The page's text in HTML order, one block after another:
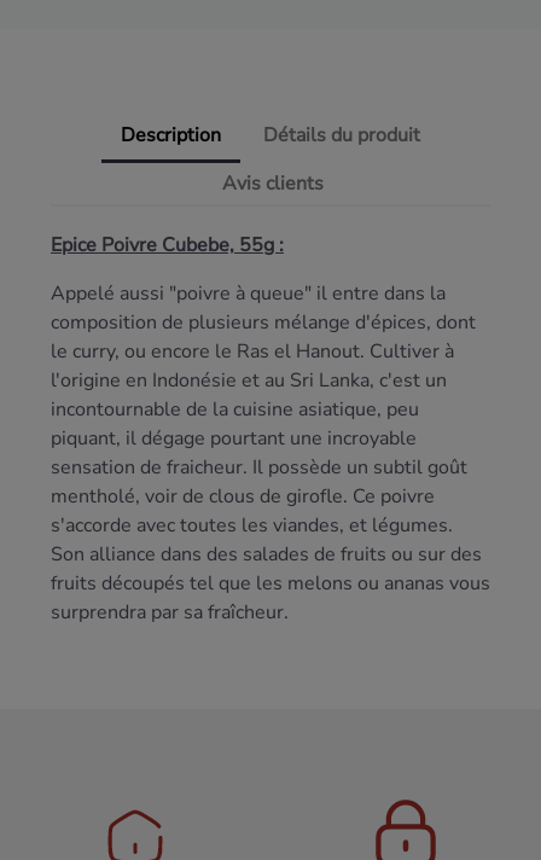
Description
Détails du produit
Avis clients
Epice Poivre Cubebe, 55g :
Appelé aussi "poivre à queue" il entre dans la
composition de plusieurs mélange d'épices, dont
le curry, ou encore le Ras el Hanout. Cultiver à
l'origine en Indonésie et au Sri Lanka, c'est un
incontournable de la cuisine asiatique, peu
piquant, il dégage pourtant une incroyable
sensation de fraicheur. Il possède un subtil goût
mentholé, voir de clous de girofle. Ce poivre
s'accorde avec toutes les viandes, et légumes.
Son alliance dans des salades de fruits ou sur des
fruits découpés tel que les melons ou ananas vous
surprendra par sa fraîcheur.